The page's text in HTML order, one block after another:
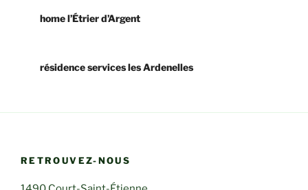
home l’Étrier d’Argent
résidence services les Ardenelles
RETROUVEZ-NOUS